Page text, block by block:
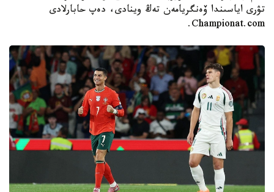
تۋرى اياسىندا ۆەنگريامەن تەڭ وينادى، دەپ حابارلادى
Championat.com.